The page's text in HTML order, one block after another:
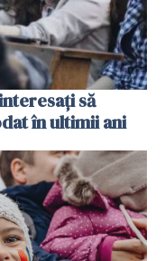
să
în ultimii ani